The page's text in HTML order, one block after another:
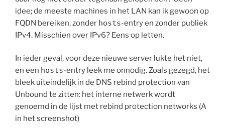
idee; de meeste machines in het LAN kan ik gewoon op
FQDN bereiken, zonder hosts-entry en zonder publiek
IPv4. Misschien over IPv6? Eens op letten.
In ieder geval, voor deze nieuwe server lukte het niet,
en een hosts-entry leek me onnodig. Zoals gezegd, het
bleek uiteindelijk in de DNS rebind protection van
Unbound te zitten: het interne netwerk wordt
genoemd in de lijst met rebind protection networks (A
in het screenshot)